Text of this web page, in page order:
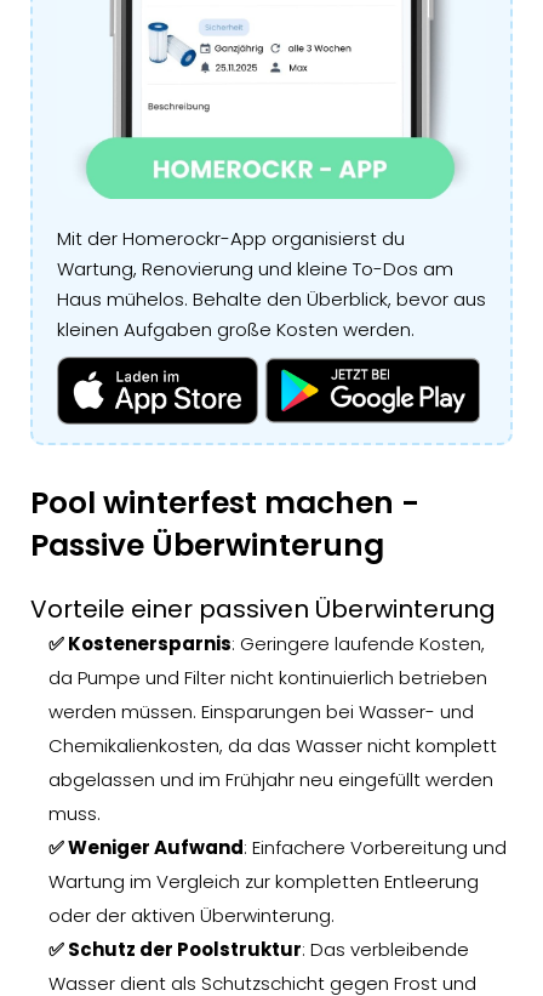
Mit der Homerockr-App organisierst du
Wartung, Renovierung und kleine To-Dos am
Haus mühelos. Behalte den Überblick, bevor aus
kleinen Aufgaben große Kosten werden.
Pool winterfest machen -
Passive Überwinterung
Vorteile einer passiven Überwinterung
✅ Kostenersparnis: Geringere laufende Kosten,
da Pumpe und Filter nicht kontinuierlich betrieben
werden müssen. Einsparungen bei Wasser- und
Chemikalienkosten, da das Wasser nicht komplett
abgelassen und im Frühjahr neu eingefüllt werden
muss.
✅ Weniger Aufwand: Einfachere Vorbereitung und
Wartung im Vergleich zur kompletten Entleerung
oder der aktiven Überwinterung.
✅ Schutz der Poolstruktur: Das verbleibende
Wasser dient als Schutzschicht gegen Frost und